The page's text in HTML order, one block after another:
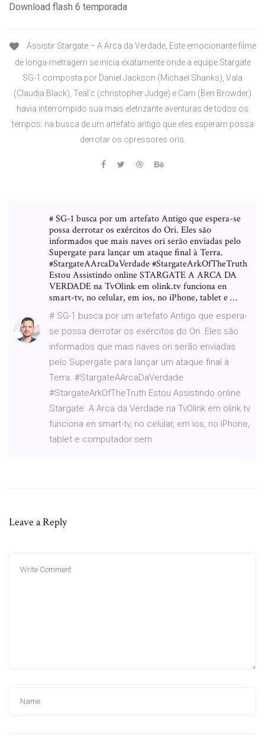
Download flash 6 temporada
Assistir Stargate – A Arca da Verdade, Este emocionante filme
de longa-metragem se inicia exatamente onde a equipe Stargate
SG-1 composta por Daniel Jackson (Michael Shanks), Vala
(Claudia Black), Teal’c (christopher Judge) e Cam (Ben Browder)
havia interrompido sua mais eletrizante aventuras de todos os
tempos: na busca de um artefato antigo que eles esperam possa
derrotar os opressores oris.
# SG-1 busca por um artefato Antigo que espera-se
possa derrotar os exércitos do Ori. Eles são
informados que mais naves ori serão enviadas pelo
Supergate para lançar um ataque final à Terra.
#StargateAArcaDaVerdade #StargateArkOfTheTruth
Estou Assistindo online STARGATE A ARCA DA
VERDADE na TvOlink em olink.tv funciona en
smart-tv, no celular, em ios, no iPhone, tablet e …
# SG-1 busca por um artefato Antigo que espera-
se possa derrotar os exércitos do Ori. Eles são
informados que mais naves ori serão enviadas
pelo Supergate para lançar um ataque final à
Terra. #StargateAArcaDaVerdade
#StargateArkOfTheTruth Estou Assistindo online
Stargate. A Arca da Verdade na TvOlink em olink.tv
funciona en smart-tv, no celular, em ios, no iPhone,
tablet e computador sem
Leave a Reply